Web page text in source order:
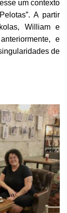
um contexto
A partir
William e
e
de